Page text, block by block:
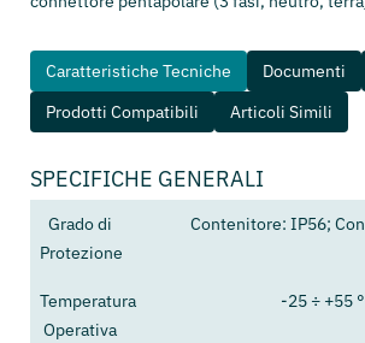
Caratteristiche Tecniche Documenti
Prodotti Compatibili
Articoli Simili
SPECIFICHE GENERALI
Grado di
Protezione
Contenitore: IP56;
Temperatura
Operativa
-25 ÷ +55